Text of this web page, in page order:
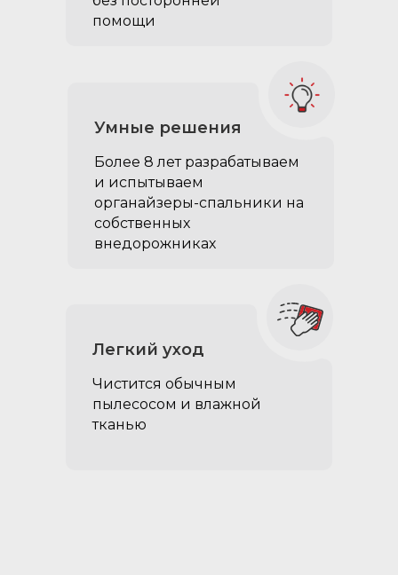
Умные решения
Легкий уход
помощи
Более 8 лет разрабатываем
и испытываем
органайзеры-спальники на
собственных
внедорожниках
Чистится обычным
пылесосом и влажной
тканью